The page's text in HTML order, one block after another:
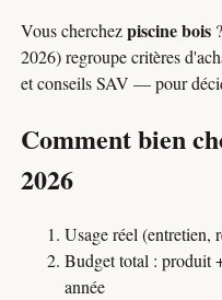
Vous cherchezpiscine bois
2026) regroupe critères
et conseils SAV — pour
Comment bien
2026
Usage réel (entretien,
Budget total : produit
année